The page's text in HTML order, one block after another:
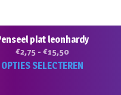
plat leonhardy
€2,75 - €15,50Prijsklasse:
€2,75
OPTIES SELECTEREN